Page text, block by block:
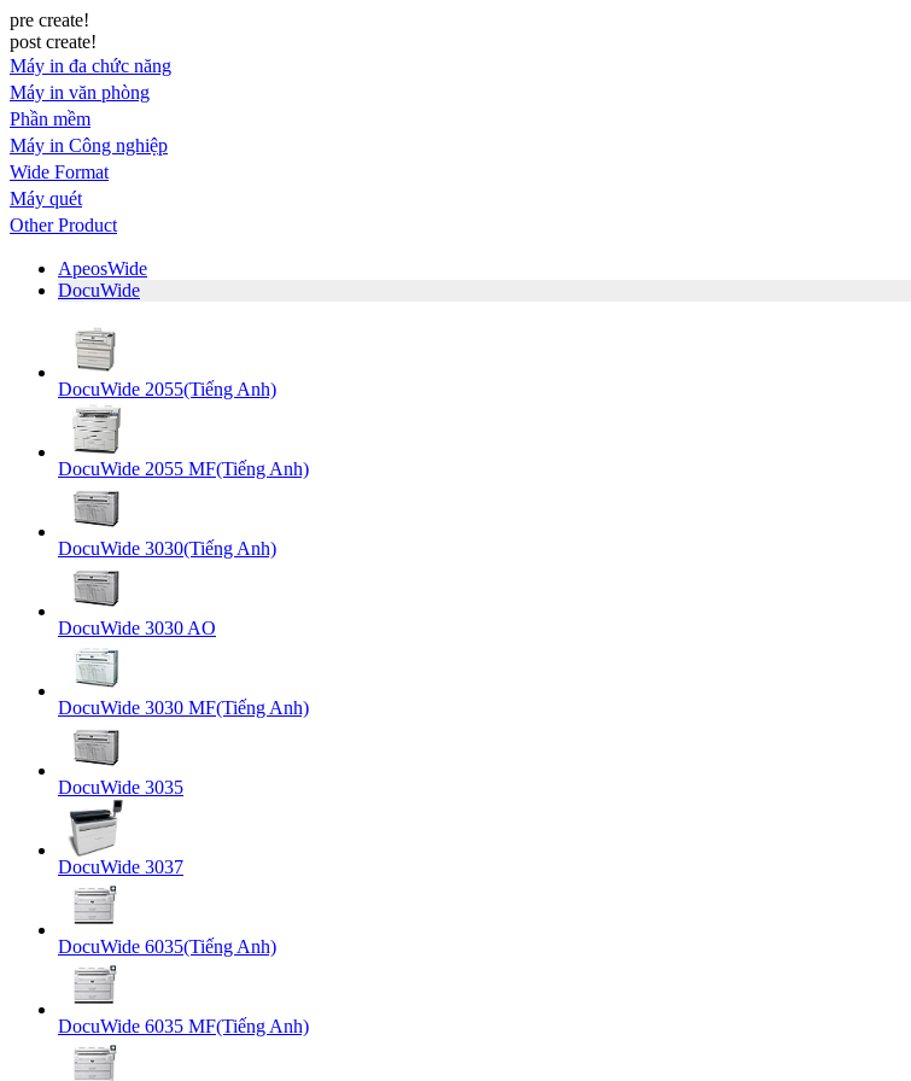
pre create!
post create!
Máy in đa chức năng
Máy in văn phòng
Phần mềm
Máy in Công nghiệp
Wide Format
Máy quét
Other Product
ApeosWide
DocuWide
DocuWide 2055(Tiếng Anh)
DocuWide 2055 MF(Tiếng Anh)
DocuWide 3030(Tiếng Anh)
DocuWide 3030 AO
DocuWide 3030 MF(Tiếng Anh)
DocuWide 3035
DocuWide 3037
DocuWide 6035(Tiếng Anh)
DocuWide 6035 MF(Tiếng Anh)